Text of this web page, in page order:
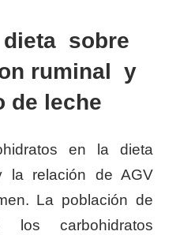
sobre
ruminal y
de leche
en la dieta
la relación de AGV
La población de
los carbohidratos